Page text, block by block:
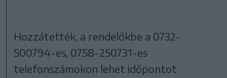
Hozzátették, a rendelőkbe a 0732-
500794-es, 0758-250731-es
telefonszámokon lehet időpontot